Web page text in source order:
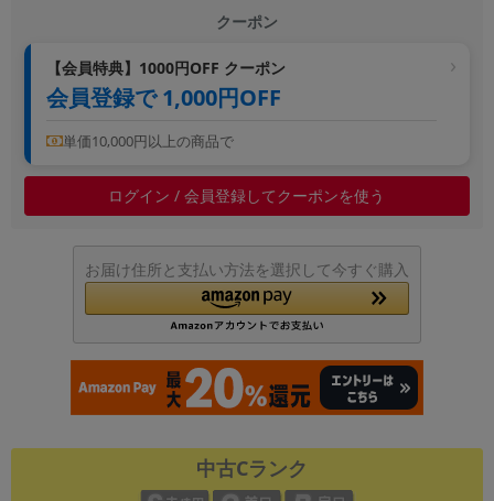
クーポン
【会員特典】1000円OFF クーポン
会員登録で 1,000円OFF
単価10,000円以上の商品で
ログイン / 会員登録してクーポンを使う
お届け住所と支払い方法を選択して今すぐ購入
中古Cランク